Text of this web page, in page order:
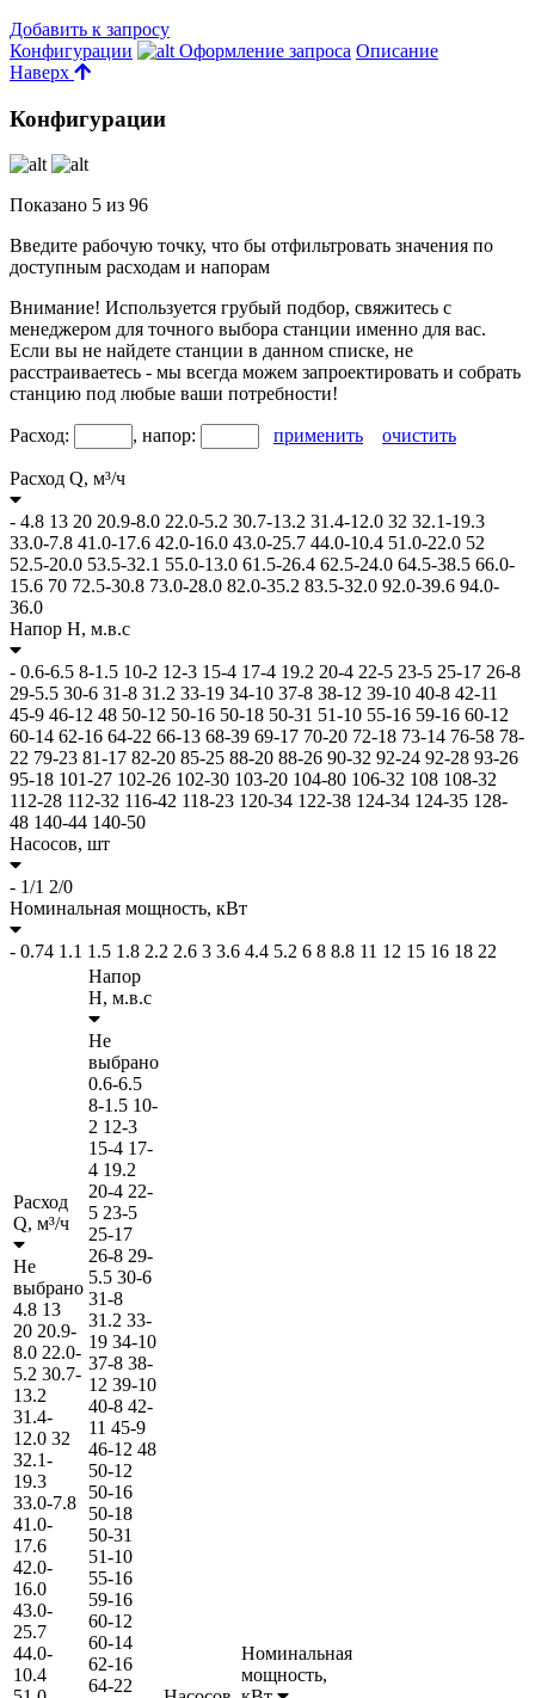
Добавить к запросу
Конфигурации
Оформление запроса Описание
Наверх
Конфигурации
Показано 5 из 96
Введите рабочую точку, что бы отфильтровать значения по
доступным расходам и напорам
Внимание! Используется грубый подбор, свяжитесь с
менеджером для точного выбора станции именно для вас.
Если вы не найдете станции в данном списке, не
расстраиваетесь - мы всегда можем запроектировать и собрать
станцию под любые ваши потребности!
Расход: , напор: применить очистить
Расход Q, м³/ч
- 4.8 13 20 20.9-8.0 22.0-5.2 30.7-13.2 31.4-12.0 32 32.1-19.3
33.0-7.8 41.0-17.6 42.0-16.0 43.0-25.7 44.0-10.4 51.0-22.0 52
52.5-20.0 53.5-32.1 55.0-13.0 61.5-26.4 62.5-24.0 64.5-38.5 66.0-
15.6 70 72.5-30.8 73.0-28.0 82.0-35.2 83.5-32.0 92.0-39.6 94.0-
36.0
Напор H, м.в.с
- 0.6-6.5 8-1.5 10-2 12-3 15-4 17-4 19.2 20-4 22-5 23-5 25-17 26-8
29-5.5 30-6 31-8 31.2 33-19 34-10 37-8 38-12 39-10 40-8 42-11
45-9 46-12 48 50-12 50-16 50-18 50-31 51-10 55-16 59-16 60-12
60-14 62-16 64-22 66-13 68-39 69-17 70-20 72-18 73-14 76-58 78-
22 79-23 81-17 82-20 85-25 88-20 88-26 90-32 92-24 92-28 93-26
95-18 101-27 102-26 102-30 103-20 104-80 106-32 108 108-32
112-28 112-32 116-42 118-23 120-34 122-38 124-34 124-35 128-
48 140-44 140-50
Насосов, шт
- 1/1 2/0
Номинальная мощность, кВт
- 0.74 1.1 1.5 1.8 2.2 2.6 3 3.6 4.4 5.2 6 8 8.8 11 12 15 16 18 22
Расход
Q, м³/ч
Не
выбрано
4.8 13
20 20.9-
8.0 22.0-
5.2 30.7-
13.2
31.4-
12.0 32
32.1-
19.3
33.0-7.8
41.0-
17.6
42.0-
16.0
43.0-
25.7
44.0-
10.4
Напор
H, м.в.с
Не
выбрано
0.6-6.5
8-1.5 10-
2 12-3
15-4 17-
4 19.2
20-4 22-
5 23-5
25-17
26-8 29-
5.5 30-6
31-8
31.2 33-
19 34-10
37-8 38-
12 39-10
40-8 42-
11 45-9
46-12 48
50-12
50-16
50-18
50-31
51-10
55-16
59-16
60-12
60-14
62-16
64-22
Номинальная
мощность,